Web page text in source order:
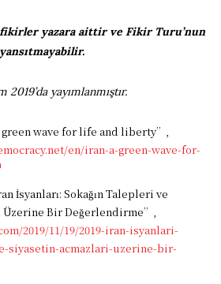
fikirler yazara aittir ve Fikir Turu’nun
2019’da yayımlanmıştır.
green wave for life and liberty”,
en/iran-a-green-wave-for-
İsyanları: Sokağın Talepleri ve
Üzerine Bir Değerlendirme”,
2019/11/19/2019-iran-isyanlari-
siyasetin-acmazlari-uzerine-bir-